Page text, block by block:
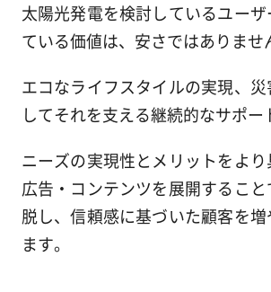
太陽光発電を検討しているユー
ている価値は、安さではありませ
エコなライフスタイルの実現、
してそれを支える継続的なサポー
ニーズの実現性とメリットをよ
広告・コンテンツを展開するこ
脱し、信頼感に基づいた顧客を
ます。